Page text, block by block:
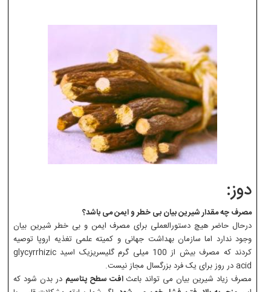
دوز:
مصرف چه مقدار شیرین بیان بی خطر و ایمن می باشد؟
درحال حاضر هیچ دستورالعملی برای مصرف ایمن و بی خطر شیرین بیان
وجود ندارد اما سازمان بهداشت جهانی و کمیته علمی تغذیه اروپا توصیه
کردند که مصرف بیش از 100 میلی گرم گلیسریزیک اسید glycyrrhizic
acid در روز برای یک فرد بزرگسال مجاز نیست.
مصرف زیاد شیرین بیان می تواند باعثافت سطح پتاسیم در بدن شود که